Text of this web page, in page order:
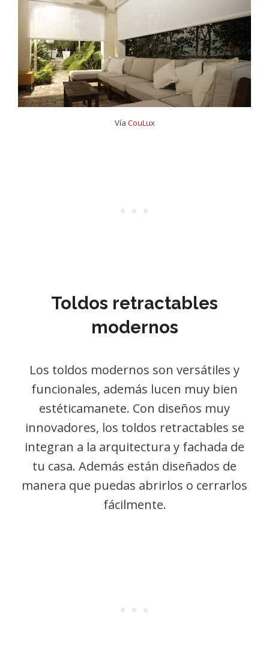
Vía CouLux
Toldos retractables
modernos
Los toldos modernos son versátiles y
funcionales, además lucen muy bien
estéticamanete. Con diseños muy
innovadores, los toldos retractables se
integran a la arquitectura y fachada de
tu casa. Además están diseñados de
manera que puedas abrirlos o cerrarlos
fácilmente.